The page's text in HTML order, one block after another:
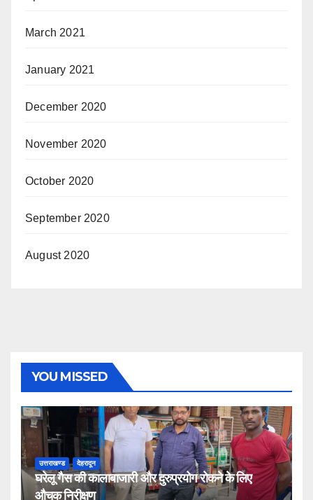
March 2021
January 2021
December 2020
November 2020
October 2020
September 2020
August 2020
YOU MISSED
उत्तराखण्ड देहरादून
घरेलू गैस की कालाबाजारी और दुरुप्रयोग रोकने के लिए
औचक निरीक्षण